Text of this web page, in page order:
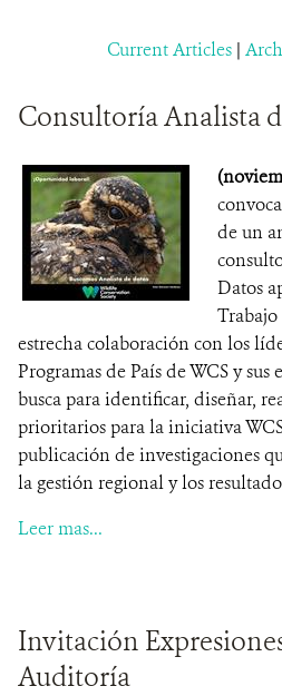
Current Articles |
Consultoría Analista
de un
Datos
estrecha colaboración con los
Programas de País de WCS y sus
busca para identificar, diseñar,
prioritarios para la iniciativa
publicación de investigaciones
la gestión regional y los
Leer mas...
Invitación
Auditoría